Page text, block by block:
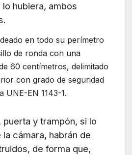
hubiera, ambos
en todo su perímetro
de ronda con una
60 centímetros, delimitado
con grado de seguridad
UNE-EN 1143-1.
puerta y trampón, si lo
la cámara, habrán de
de forma que,